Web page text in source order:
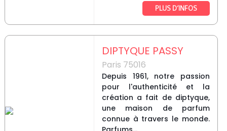
PLUS D’INFOS
DIPTYQUE PASSY
Paris 75016
Depuis 1961, notre passion
pour l'authenticité et la
création a fait de diptyque,
une maison de parfum
connue à travers le monde.